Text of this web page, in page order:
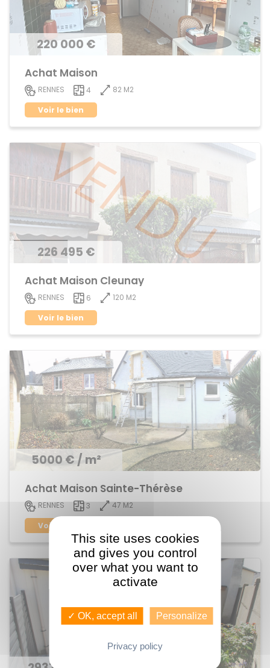
220 000 €
Achat Maison
RENNES 4
82 M2
Voir le bien
226 495 €
Achat Maison Cleunay
RENNES 6
120 M2
Voir le bien
5000 € / m²
Achat Maison Sainte-Thérèse
RENNES 3
47 M2
Voir le bien
This site uses cookies
and gives you control
over what you want to
activate
✓ OK, accept all Personalize
Privacy policy